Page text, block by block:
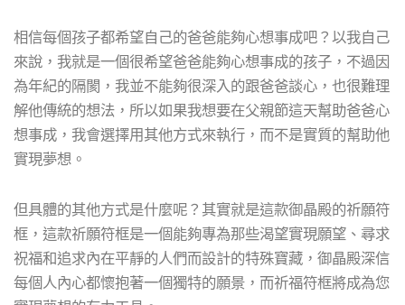
相信每個孩子都希望自己的爸爸能夠心想事成吧？以我自己
來說，我就是一個很希望爸爸能夠心想事成的孩子，不過因
為年紀的隔閡，我並不能夠很深入的跟爸爸談心，也很難理
解他傳統的想法，所以如果我想要在父親節這天幫助爸爸心
想事成，我會選擇用其他方式來執行，而不是實質的幫助他
實現夢想。
但具體的其他方式是什麼呢？其實就是這款御晶殿的祈願符
框，這款祈願符框是一個能夠專為那些渴望實現願望、尋求
祝福和追求內在平靜的人們而設計的特殊寶藏，御晶殿深信
每個人內心都懷抱著一個獨特的願景，而祈福符框將成為您